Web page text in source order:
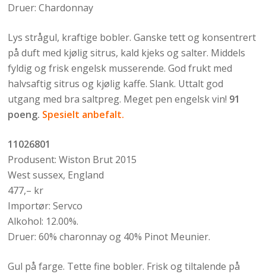
Druer: Chardonnay
Lys strågul, kraftige bobler. Ganske tett og konsentrert
på duft med kjølig sitrus, kald kjeks og salter. Middels
fyldig og frisk engelsk musserende. God frukt med
halvsaftig sitrus og kjølig kaffe. Slank. Uttalt god
utgang med bra saltpreg. Meget pen engelsk vin! 91
poeng. Spesielt anbefalt.
11026801
Produsent: Wiston Brut 2015
West sussex, England
477,– kr
Importør: Servco
Alkohol: 12.00%.
Druer: 60% charonnay og 40% Pinot Meunier.
Gul på farge. Tette fine bobler. Frisk og tiltalende på